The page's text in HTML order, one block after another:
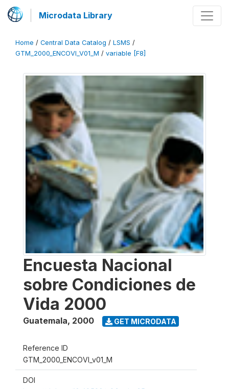
Microdata Library
Home / Central Data Catalog / LSMS /
GTM_2000_ENCOVI_V01_M / variable [F8]
Encuesta Nacional
sobre Condiciones de
Vida 2000
Guatemala, 2000 GET MICRODATA
Reference ID
GTM_2000_ENCOVI_v01_M
DOI